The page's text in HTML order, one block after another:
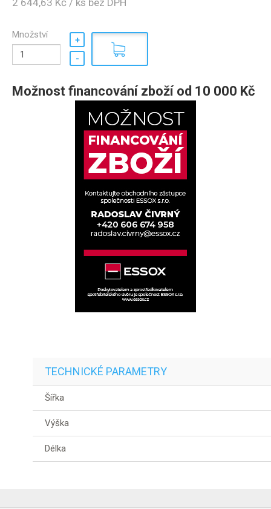
2 644,63 Kč / ks bez DPH
Množství
Možnost financování zboží od 10 000 Kč
TECHNICKÉ PARAMETRY
Šířka
Výška
Délka